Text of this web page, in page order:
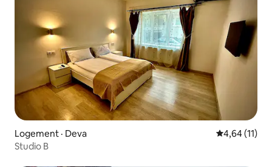
Logement · Deva Note
4,64 (11)
Studio B